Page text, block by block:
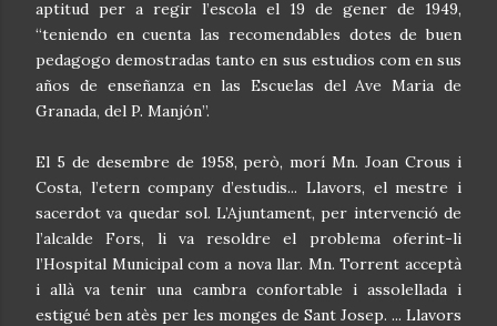
aptitud per a regir l’escola el 19 de gener de 1949,
“teniendo en cuenta las recomendables dotes de buen
pedagogo demostradas tanto en sus estudios com en sus
años de enseñanza en las Escuelas del Ave Maria de
Granada, del P. Manjón”.
El 5 de desembre de 1958, però, morí Mn. Joan Crous i
Costa, l’etern company d’estudis... Llavors, el mestre i
sacerdot va quedar sol. L’Ajuntament, per intervenció de
l’alcalde Fors, li va resoldre el problema oferint-li
l’Hospital Municipal com a nova llar. Mn. Torrent acceptà
i allà va tenir una cambra confortable i assolellada i
estigué ben atès per les monges de Sant Josep. ... Llavors